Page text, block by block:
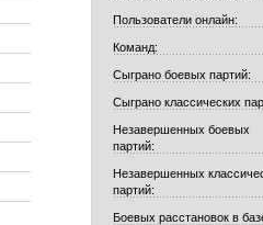
Пользователи онлайн:
Команд:
Сыграно боевых партий:
Сыграно классических
Незавершенных боевых
партий:
Незавершенных
партий:
Боевых расстановок в